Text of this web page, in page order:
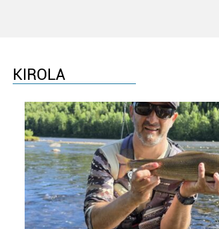
Lortu zure datu pertsonalak prozesatzeko
buruzko informazio gehiago eta ezarri
datuen atalean. Edozein unetan alda
zure baimena Cookieen adierazpenean.
Webgune honek cookie propioak eta
fitxategiak erabiltzen ditu. Zure
zerbitzuak hobetzeko asmoz, cookie
baliatzen gara. Ohar hau onartuz gero,
erabiltzeko baimen esplizitua ematen
KIROLA